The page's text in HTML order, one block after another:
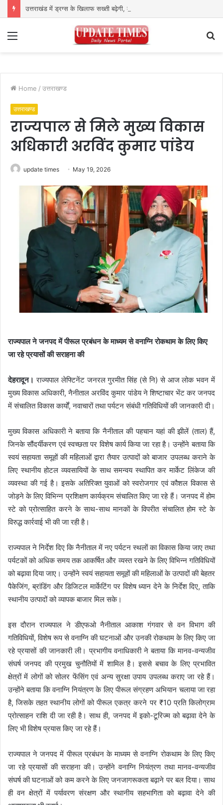
Home / उत्तराखण्ड
उत्तराखण्ड
राज्यपाल से मिले मुख्य विकास
अधिकारी अरविंद कुमार पांडेय
update times May 19, 2026
राज्यपाल ने जनपद में पीरूल प्रबंधन के माध्यम से वनाग्नि रोकथाम के लिए किए
जा रहे प्रयासों की सराहना की
देहरादून।राज्यपाल लेफ्टिनेंट जनरल गुरमीत सिंह (से नि) से आज लोक भवन में
मुख्य विकास अधिकारी, नैनीताल अरविंद कुमार पांडेय ने शिष्टाचार भेंट कर जनपद
में संचालित विकास कार्यों, नवाचारों तथा पर्यटन संबंधी गतिविधियों की जानकारी दी।
मुख्य विकास अधिकारी ने बताया कि नैनीताल की पहचान यहां की झीलें (ताल) हैं,
जिनके सौंदर्यीकरण एवं स्वच्छता पर विशेष कार्य किया जा रहा है। उन्होंने बताया कि
स्वयं सहायता समूहों की महिलाओं द्वारा तैयार उत्पादों को बाजार उपलब्ध कराने के
लिए स्थानीय होटल व्यवसायियों के साथ समन्वय स्थापित कर मार्केट लिंकेज की
व्यवस्था की गई है। इसके अतिरिक्त युवाओं को स्वरोजगार एवं कौशल विकास से
जोड़ने के लिए विभिन्न प्रशिक्षण कार्यक्रम संचालित किए जा रहे हैं। जनपद में होम
स्टे को प्रोत्साहित करने के साथ-साथ मानकों के विपरीत संचालित होम स्टे के
विरुद्ध कार्रवाई भी की जा रही है।
राज्यपाल ने निर्देश दिए कि नैनीताल में नए पर्यटन स्थलों का विकास किया जाए तथा
पर्यटकों को अधिक समय तक आकर्षित और व्यस्त रखने के लिए विभिन्न गतिविधियों
को बढ़ावा दिया जाए। उन्होंने स्वयं सहायता समूहों की महिलाओं के उत्पादों की बेहतर
पैकेजिंग, ब्रांडिंग और डिजिटल मार्केटिंग पर विशेष ध्यान देने के निर्देश दिए, ताकि
स्थानीय उत्पादों को व्यापक बाजार मिल सके।
इस दौरान राज्यपाल ने डीएफओ नैनीताल आकाश गंगवार से वन विभाग की
गतिविधियों, विशेष रूप से वनाग्नि की घटनाओं और उनकी रोकथाम के लिए किए जा
रहे प्रयासों की जानकारी ली। प्रभागीय वनाधिकारी ने बताया कि मानव-वन्यजीव
संघर्ष जनपद की प्रमुख चुनौतियों में शामिल है। इससे बचाव के लिए प्रभावित
क्षेत्रों में लोगों को सोलर फेंसिंग एवं अन्य सुरक्षा उपाय उपलब्ध कराए जा रहे हैं।
उन्होंने बताया कि वनाग्नि नियंत्रण के लिए पीरूल संग्रहण अभियान चलाया जा रहा
है, जिसके तहत स्थानीय लोगों को पीरूल एकत्र करने पर ₹10 प्रति किलोग्राम
प्रोत्साहन राशि दी जा रही है। साथ ही, जनपद में इको-टूरिज्म को बढ़ावा देने के
लिए भी विशेष प्रयास किए जा रहे हैं।
राज्यपाल ने जनपद में पीरूल प्रबंधन के माध्यम से वनाग्नि रोकथाम के लिए किए
जा रहे प्रयासों की सराहना की। उन्होंने वनाग्नि नियंत्रण तथा मानव-वन्यजीव
संघर्ष की घटनाओं को कम करने के लिए जनजागरूकता बढ़ाने पर बल दिया। साथ
ही वन क्षेत्रों में पर्यावरण संरक्षण और स्थानीय सहभागिता को बढ़ावा देने की